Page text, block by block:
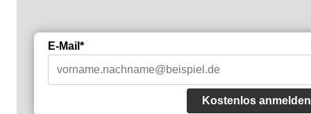
E-Mail*
Kostenlos anmelden